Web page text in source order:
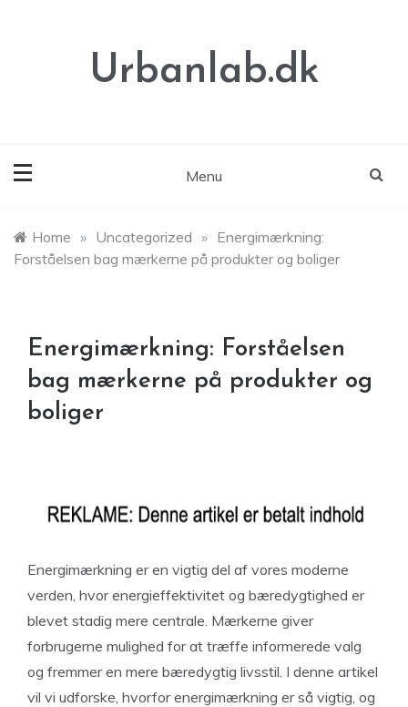
Urbanlab.dk
Menu
Home » Uncategorized » Energimærkning:
Forståelsen bag mærkerne på produkter og boliger
Energimærkning: Forståelsen
bag mærkerne på produkter og
boliger
Energimærkning er en vigtig del af vores moderne
verden, hvor energieffektivitet og bæredygtighed er
blevet stadig mere centrale. Mærkerne giver
forbrugerne mulighed for at træffe informerede valg
og fremmer en mere bæredygtig livsstil. I denne artikel
vil vi udforske, hvorfor energimærkning er så vigtig, og